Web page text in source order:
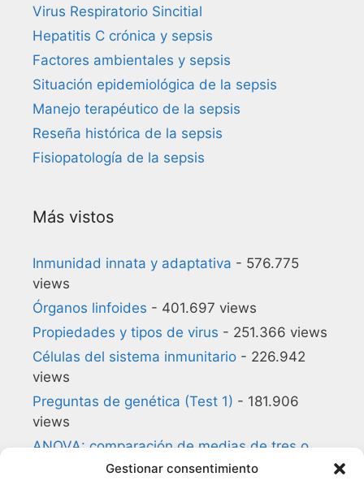
Gestionar consentimiento
Virus Respiratorio Sincitial
Hepatitis C crónica y sepsis
Factores ambientales y sepsis
Situación epidemiológica de la sepsis
Manejo terapéutico de la sepsis
Reseña histórica de la sepsis
Fisiopatología de la sepsis
Más vistos
Inmunidad innata y adaptativa - 576.775
views
Órganos linfoides - 401.697 views
Propiedades y tipos de virus - 251.366 views
Células del sistema inmunitario - 226.942
views
Preguntas de genética (Test 1) - 181.906
views
ANOVA: comparación de medias de tres o
más grupos- 180.857 views